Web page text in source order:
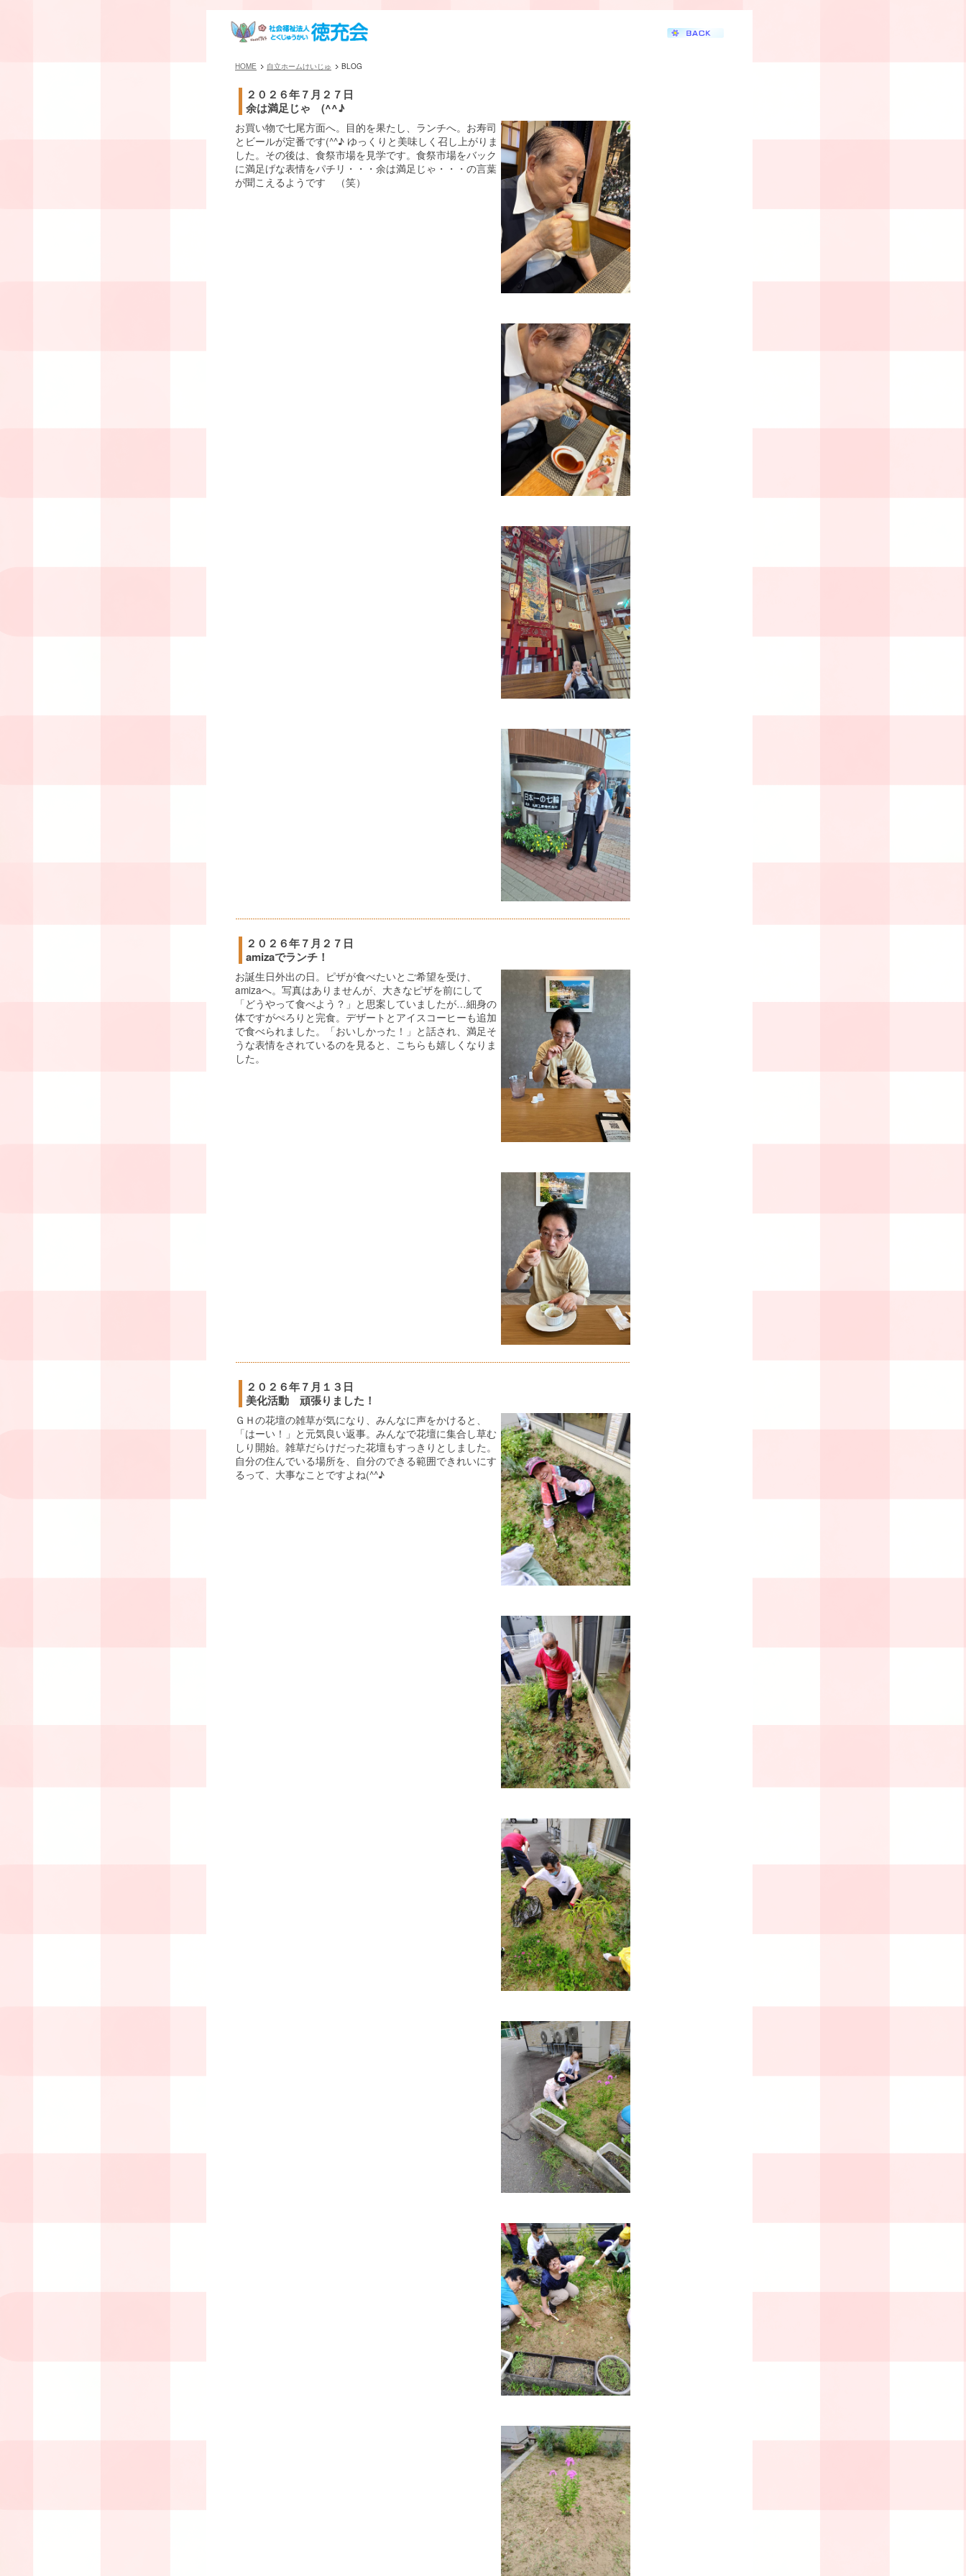
HOME 自立ホームけいじゅ BLOG
２０２６年７月２７日
余は満足じゃ (^^♪
お買い物で七尾方面へ。目的を果たし、ランチへ。お寿司
とビールが定番です(^^♪ ゆっくりと美味しく召し上がりま
した。その後は、食祭市場を見学です。食祭市場をバック
に満足げな表情をパチリ・・・余は満足じゃ・・・の言葉
が聞こえるようです （笑）
２０２６年７月２７日
amizaでランチ！
お誕生日外出の日。ピザが食べたいとご希望を受け、
amizaへ。写真はありませんが、大きなピザを前にして
「どうやって食べよう？」と思案していましたが…細身の
体ですがぺろりと完食。デザートとアイスコーヒーも追加
で食べられました。「おいしかった！」と話され、満足そ
うな表情をされているのを見ると、こちらも嬉しくなりま
した。
２０２６年７月１３日
美化活動 頑張りました！
ＧＨの花壇の雑草が気になり、みんなに声をかけると、
「はーい！」と元気良い返事。みんなで花壇に集合し草む
しり開始。雑草だらけだった花壇もすっきりとしました。
自分の住んでいる場所を、自分のできる範囲できれいにす
るって、大事なことですよね(^^♪